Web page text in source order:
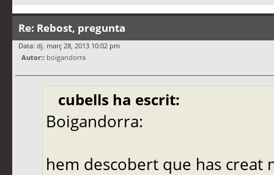
Re: Rebost, pregunta
Data: dj. març 28, 2013 10:02 pm
Autor:: boigandorra
cubells ha escrit:
Boigandorra:
hem descobert que has creat